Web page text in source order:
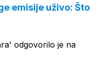
emisije uživo: Što
odgovorilo je na